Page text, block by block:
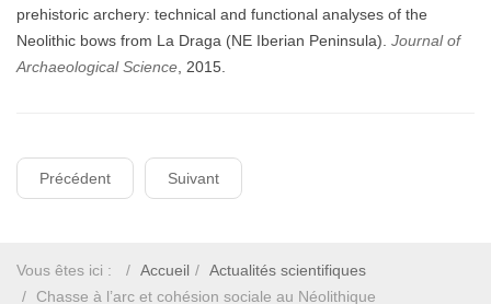
prehistoric archery: technical and functional analyses of the
Neolithic bows from La Draga (NE Iberian Peninsula). Journal of
Archaeological Science , 2015.
Précédent Suivant
Vous êtes ici : Accueil
Actualités scientifiques
Chasse à l’arc et cohésion sociale au Néolithique